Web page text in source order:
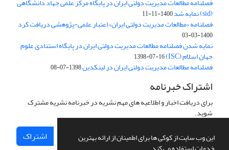
این وب سایت از کوکی ها برای اطمینان از ارائه بهترین
فصلنامه مطالعات مدیریت دولتی ایران در پایگاه مرکز علمی جهاد دانشگاهی
(sid) نمایه شد 1400-11-11
فصلنامه «مطالعات مدیریت دولتی ایران» اعتبار علمی-پژوهشی دریافت کرد
1400-03-03
نمایه شدن فصلنامه مطالعات مدیریت دولتی ایران در پایگاه استنادی علوم
جهان اسلام (ISC) 1398-07-16
فصلنامه مطالعات مدیریت دولتی ایران در لینکدین1398-07-08
اشتراک خبرنامه
برای دریافت اخبار و اطلاعیه های مهم نشریه در خبرنامه نشریه مشترک
شوید.
اشتراک